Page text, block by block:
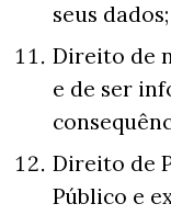
seus dados;
Direito de
e de ser
Direito de
Público e